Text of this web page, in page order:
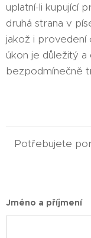
uplatní-li kupující
druhá strana v
jakož i provedení
úkon je důležitý
bezpodmínečně
Potřebujete
Jméno a příjmení